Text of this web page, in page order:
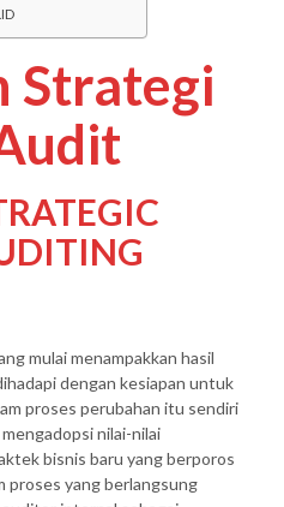
Strategi
mulai menampakkan hasil
dengan kesiapan untuk
proses perubahan itu sendiri
nilai-nilai
bisnis baru yang berporos
proses yang berlangsung